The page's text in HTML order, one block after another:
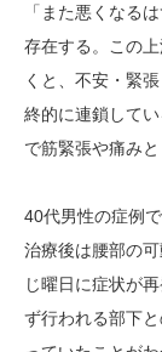
「また悪くなる
存在する。この
くと、不安・緊
終的に連鎖して
で筋緊張や痛みと
40代男性の症例
治療後は腰部の
じ曜日に症状が
ず行われる部下